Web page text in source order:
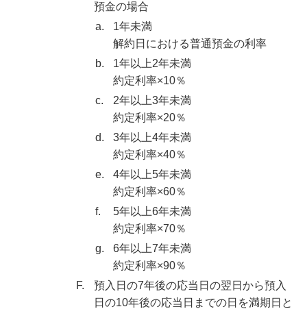
預金の場合
a.
1年未満
解約日における普通預金の利率
b.
1年以上2年未満
約定利率×10％
c.
2年以上3年未満
約定利率×20％
d.
3年以上4年未満
約定利率×40％
e.
4年以上5年未満
約定利率×60％
f.
5年以上6年未満
約定利率×70％
g.
6年以上7年未満
約定利率×90％
F.
預入日の7年後の応当日の翌日から預入
日の10年後の応当日までの日を満期日と